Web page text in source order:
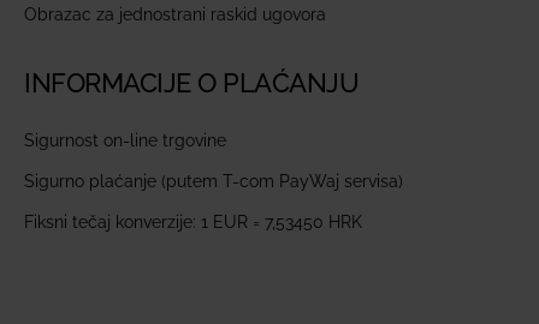
Obrazac za jednostrani raskid ugovora
INFORMACIJE O PLAĆANJU
Sigurnost on-line trgovine
Sigurno plaćanje (putem T-com PayWaj servisa)
Fiksni tečaj konverzije: 1 EUR = 7,53450 HRK